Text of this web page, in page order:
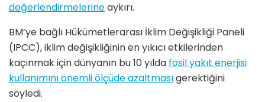
değerlendirmelerineaykırı.
BM’ye bağlı Hükümetlerarası İklim Değişikliği Paneli
(IPCC), iklim değişikliğinin en yıkıcı etkilerinden
kaçınmak için dünyanın bu 10 yılda fosil yakıt enerjisi
kullanımını önemli ölçüde azaltmasıgerektiğini
söyledi.